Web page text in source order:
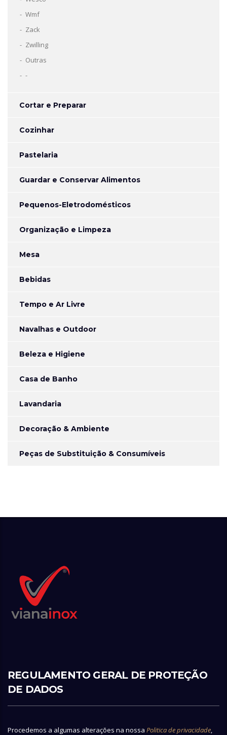
Wmf
Zack
Zwilling
Outras
-
Cortar e Preparar
Cozinhar
Pastelaria
Guardar e Conservar Alimentos
Pequenos-Eletrodomésticos
Organização e Limpeza
Mesa
Bebidas
Tempo e Ar Livre
Navalhas e Outdoor
Beleza e Higiene
Casa de Banho
Lavandaria
Decoração & Ambiente
Peças de Substituição & Consumíveis
REGULAMENTO GERAL DE PROTEÇÃO
DE DADOS
Procedemos a algumas alterações na nossa Politica de privacidade,